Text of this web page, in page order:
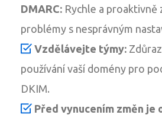
DMARC: Rychle a proaktivně
problémy s nesprávným
Vzdělávejte týmy:
používání vaší domény pro
DKIM.
Před vynucením změn je